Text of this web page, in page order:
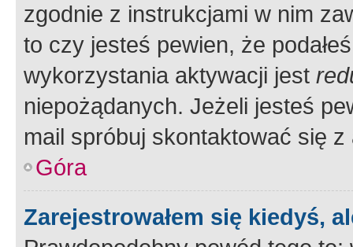
zgodnie z instrukcjami w nim
to czy jesteś pewien, że
wykorzystania aktywacji jest
niepożądanych. Jeżeli jesteś
mail spróbuj skontaktować się
Góra
Zarejestrowałem się kiedyś,